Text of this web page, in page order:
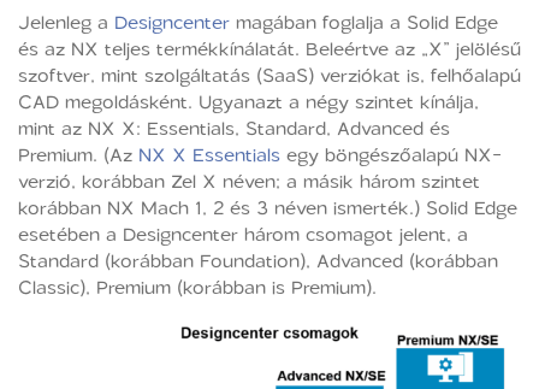
Jelenleg a Designcenter magában foglalja a Solid Edge
és az NX teljes termékkínálatát. Beleértve az „X” jelölésű
szoftver, mint szolgáltatás (SaaS) verziókat is, felhőalapú
CAD megoldásként. Ugyanazt a négy szintet kínálja,
mint az NX X: Essentials, Standard, Advanced és
Premium. (Az NX X Essentialsegy böngészőalapú NX-
verzió, korábban Zel X néven; a másik három szintet
korábban NX Mach 1, 2 és 3 néven ismerték.) Solid Edge
esetében a Designcenter három csomagot jelent, a
Standard (korábban Foundation), Advanced (korábban
Classic), Premium (korábban is Premium).